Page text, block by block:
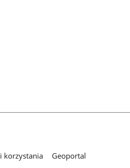
korzystania Geoportal